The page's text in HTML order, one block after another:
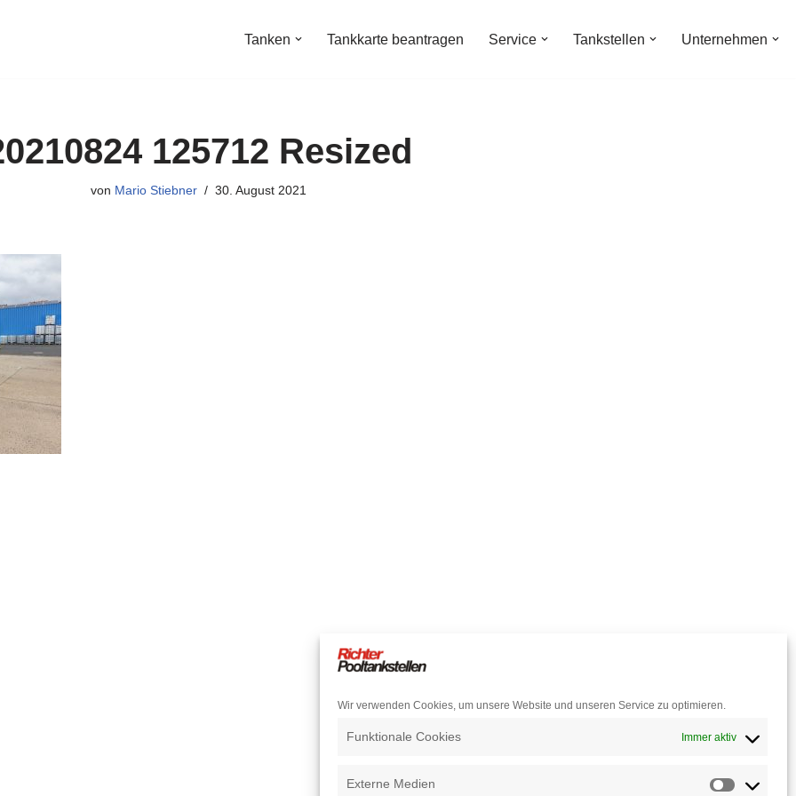
Wir verwenden Cookies, um unsere Website und unseren Service zu optimieren.
Funktionale Cookies Immer aktiv
Externe Medien
Tanken Tankkarte beantragen Service Tankstellen Unternehmen
125712 Resized
von Mario Stiebner 30. August 2021